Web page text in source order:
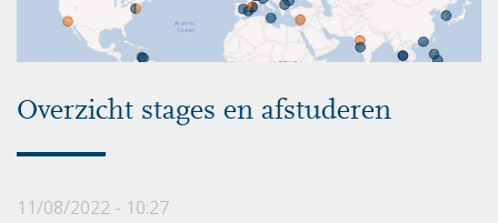
Overzicht stages en afstuderen
11/08/2022 - 10:27